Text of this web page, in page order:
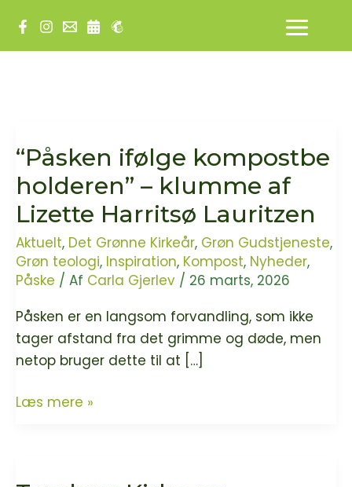
indholdet
“Påsken ifølge kompostbe
holderen” – klumme af
Lizette Harritsø Lauritzen
Aktuelt, Det Grønne Kirkeår, Grøn Gudstjeneste,
Grøn teologi, Inspiration, Kompost, Nyheder,
Påske / Af Carla Gjerlev / 26 marts, 2026
Påsken er en langsom forvandling, som ikke
tager afstand fra det grimme og døde, men
netop bruger dette til at […]
“Påsken ifølge kompostbeholderen” –
Læs mere »